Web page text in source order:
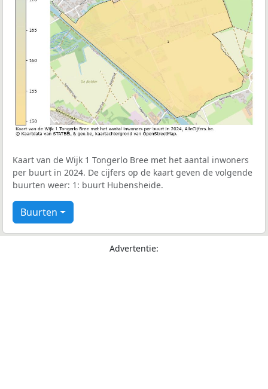
Kaart van de Wijk 1 Tongerlo Bree met het aantal inwoners
per buurt in 2024. De cijfers op de kaart geven de volgende
buurten weer: 1: buurt Hubensheide.
Buurten
Advertentie: